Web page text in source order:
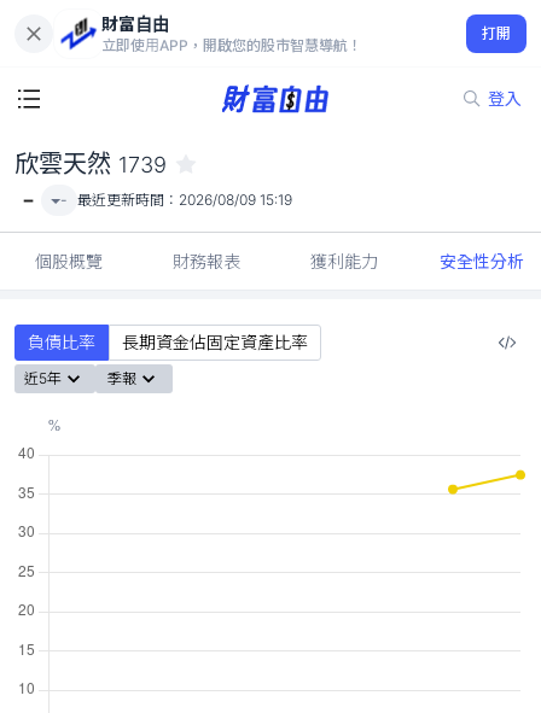
財富自由
立即使用APP，開啟您的股市智慧導航！
打開
登入
-
欣雲天然 1739
- - 最近更新時間： 2026/08/09 15:19
個股概覽 財務報表 獲利能力 安全性分析
負債比率 長期資金佔固定資產比率
近5年 季報